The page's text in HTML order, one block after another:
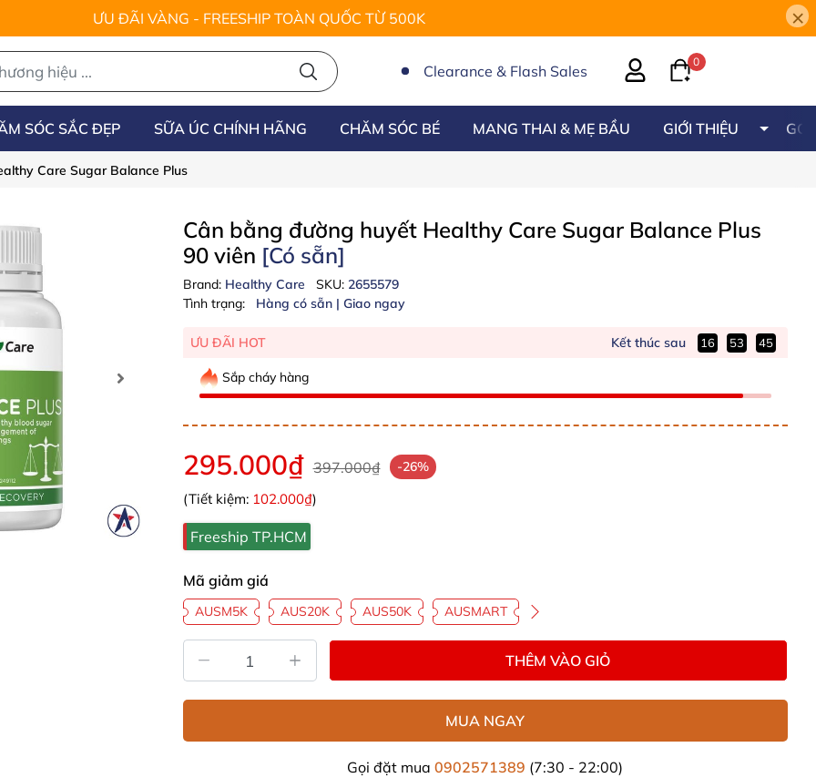
ƯU ĐÃI VÀNG - FREESHIP TOÀN QUỐC TỪ 500K ×
Clearance & Flash Sales
0
SÓC SẮC ĐẸP SỮA ÚC CHÍNH HÃNG CHĂM SÓC BÉ MANG THAI & MẸ BẦU GIỚI THIỆU
Care Sugar Balance Plus
Cân bằng đường huyết Healthy Care Sugar Balance Plus
90 viên [Có sẵn]
Brand: Healthy Care SKU: 2655579
Tình trạng:
Hàng có sẵn | Giao ngay
ƯU ĐÃI HOT Kết thúc sau 16 53 44
Sắp cháy hàng
295.000₫ 397.000₫ -26%
(Tiết kiệm: 102.000₫)
Freeship TP.HCM
Mã giảm giá
AUSM5K AUS20K AUS50K AUSMART
THÊM VÀO GIỎ
MUA NGAY
Gọi đặt mua0902571389 (7:30 - 22:00)